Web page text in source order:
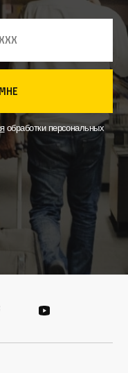
обработки персональных